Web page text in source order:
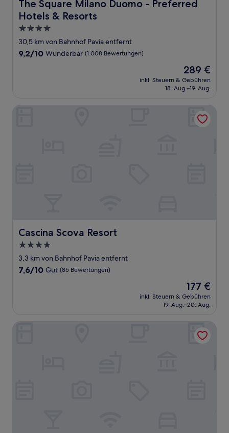
The Square Milano Duomo - Preferred
Hotels & Resorts
The Square Milano Duomo - Preferred Hotels & Resorts
4.0-
Sterne-
Unterkunft
30,5 km von Bahnhof Pavia entfernt
9.2
9,2/10 Wunderbar (1.008 Bewertungen)
Der
Preis
beträgt
289 €
inkl. Steuern & Gebühren
18. Aug.–19. Aug.
Cascina Scova Resort
Cascina Scova Resort
4.0-
Sterne-
Unterkunft
3,3 km von Bahnhof Pavia entfernt
7.6
7,6/10 Gut (85 Bewertungen)
Der
Preis
beträgt
177 €
inkl. Steuern & Gebühren
19. Aug.–20. Aug.